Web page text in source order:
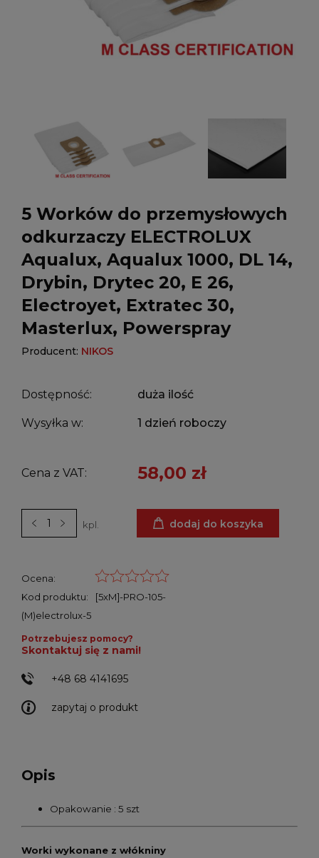
5 Worków do przemysłowych
odkurzaczy ELECTROLUX
Aqualux, Aqualux 1000, DL 14,
Drybin, Drytec 20, E 26,
Electroyet, Extratec 30,
Masterlux, Powerspray
Producent: NIKOS
Dostępność: duża ilość
Wysyłka w: 1 dzień roboczy
Cena z VAT: 58,00 zł
kpl. dodaj do koszyka
Ocena:
Kod produktu:
[5xM]-PRO-105-
(M)electrolux-5
zapytaj o produkt
Potrzebujesz pomocy?
Skontaktuj się z nami!
+48 68 4141695
Opis
Opakowanie : 5 szt
Worki wykonane z włókniny